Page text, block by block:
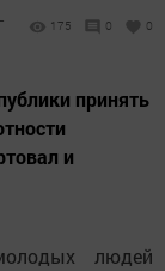
175 0 0
принять
и
людей